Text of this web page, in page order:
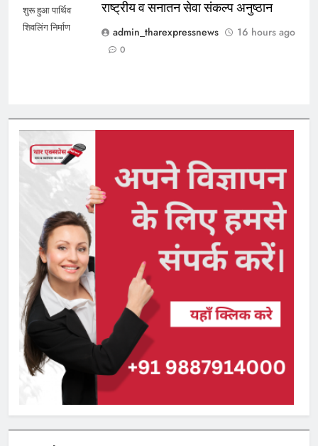
शुरू हुआ पार्थिव
शिवलिंग निर्माण
राष्ट्रीय व सनातन सेवा संकल्प अनुष्ठान
admin_tharexpressnews
16 hours ago
0